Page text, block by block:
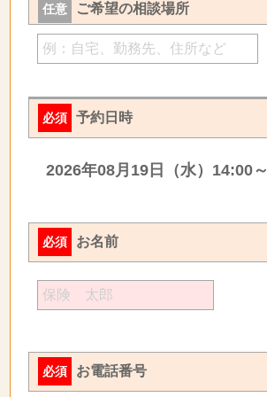
任意 ご希望の相談場所
必須 予約日時
2026年08月19日（水）14:00～
必須 お名前
必須 お電話番号